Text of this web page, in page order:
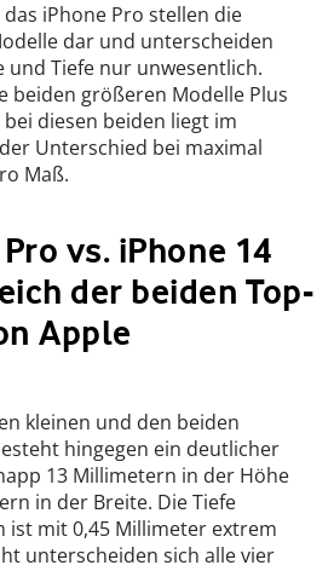
iPhone Pro stellen die
dar und unterscheiden
und Tiefe nur unwesentlich.
beiden größeren Modelle Plus
diesen beiden liegt im
Unterschied bei maximal
Maß.
vs. iPhone 14
der beiden Top-
Apple
kleinen und den beiden
hingegen ein deutlicher
13 Millimetern in der Höhe
in der Breite. Die Tiefe
mit 0,45 Millimeter extrem
unterscheiden sich alle vier